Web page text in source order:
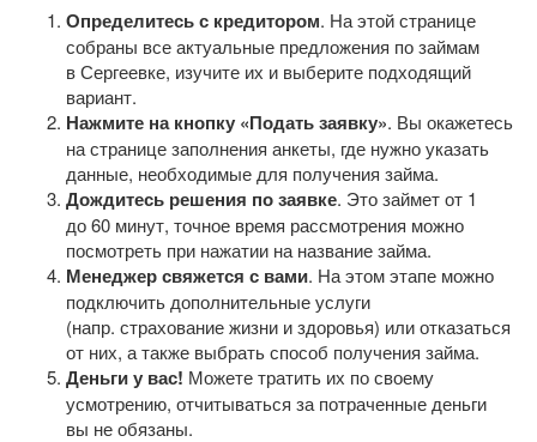
Определитесь с кредитором. На этой странице
собраны все актуальные предложения по займам
в Сергеевке, изучите их и выберите подходящий
вариант.
Нажмите на кнопку «Подать заявку». Вы окажетесь
на странице заполнения анкеты, где нужно указать
данные, необходимые для получения займа.
Дождитесь решения по заявке. Это займет от 1
до 60 минут, точное время рассмотрения можно
посмотреть при нажатии на название займа.
Менеджер свяжется с вами. На этом этапе можно
подключить дополнительные услуги
(напр. страхование жизни и здоровья) или отказаться
от них, а также выбрать способ получения займа.
Деньги у вас! Можете тратить их по своему
усмотрению, отчитываться за потраченные деньги
вы не обязаны.